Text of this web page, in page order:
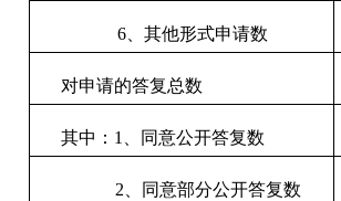
6、其他形式申请数
对申请的答复总数
其中： 1、同意公开答复数
2、同意部分公开答复数